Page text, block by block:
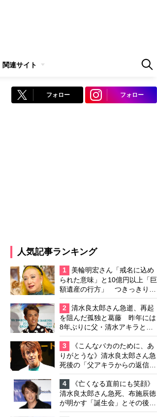
関連サイト
フォロー フォロー
人気記事ランキング
1
美輪明宏さん「戒名に込め
られた意味」と10億円以上「巨
額遺産の行方」 つきっきりで
私生活をサポートしていた元俳
優が相続か
2
清水良太郎さん急逝、再起
を阻んだ孤独と葛藤 昨年には
8年ぶりに父・清水アキラと共
演、本格的な活動再開に向かっ
ていたが…周囲が懸念していた
「不安定なところ」
3
《こんなバカのために、あ
りがとうな》清水良太郎さん急
死後の「父アキラからの返信」
布施辰徳が涙で明かす「順番が
違う」
4
《亡くなる直前にも笑顔》
清水良太郎さん急死、布施辰徳
が明かす「誕生会」とその後の
メッセージ